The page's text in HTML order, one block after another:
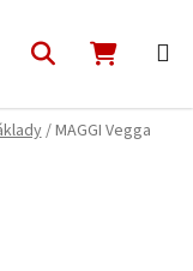
Hľadať
/MAGGI Vegga